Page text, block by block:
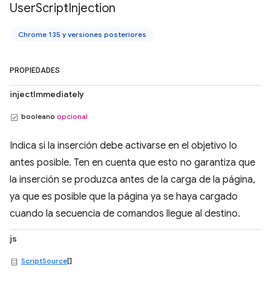
UserScriptInjection
Chrome 135 y versiones posteriores
PROPIEDADES
injectImmediately
booleano opcional
Indica si la inserción debe activarse en el objetivo lo
antes posible. Ten en cuenta que esto no garantiza que
la inserción se produzca antes de la carga de la página,
ya que es posible que la página ya se haya cargado
cuando la secuencia de comandos llegue al destino.
js
ScriptSource[]